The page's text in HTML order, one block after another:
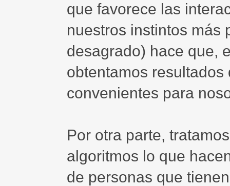
que favorece las
nuestros instintos más
desagrado) hace que,
obtentamos
convenientes para
Por otra parte,
algoritmos lo que
de personas que